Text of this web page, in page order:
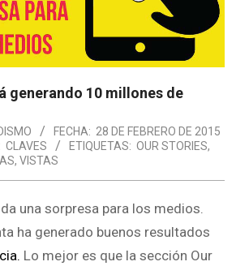
generando 10 millones de
FECHA: 28 DE FEBRERO DE 2015
CLAVES ETIQUETAS: OUR STORIES,
, VISTAS
una sorpresa para los medios.
ha generado buenos resultados
Lo mejor es que la sección Our